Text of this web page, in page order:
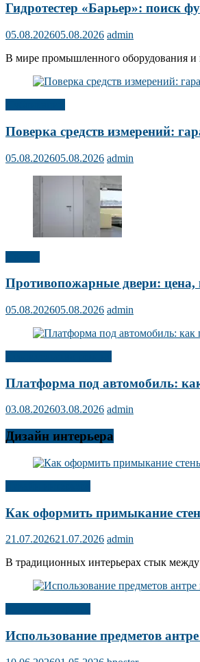
Гидротестер «Барьер»: поиск
05.08.202605.08.2026 admin
В мире промышленного оборудования и
Поверка средств измерений:
05.08.202605.08.2026 admin
Противопожарные двери: цена,
05.08.202605.08.2026 admin
Платформа под автомобиль:
03.08.202603.08.2026 admin
Дизайн интерьера
Как оформить примыкание
21.07.202621.07.2026 admin
В традиционных интерьерах стык
Использование предметов